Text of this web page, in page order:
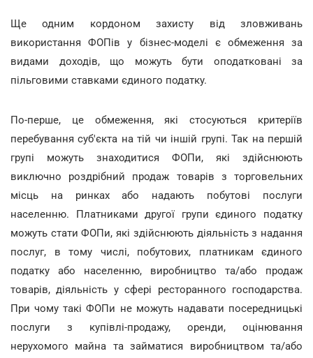
Ще одним кордоном захисту від зловживань
використання ФОПів у бізнес-моделі є обмеження за
видами доходів, що можуть бути оподатковані за
пільговими ставками єдиного податку.
По-перше, це обмеження, які стосуються критеріїв
перебування суб'єкта на тій чи іншій групі. Так на першій
групі можуть знаходитися ФОПи, які здійснюють
виключно роздрібний продаж товарів з торговельних
місць на ринках або надають побутові послуги
населенню. Платниками другої групи єдиного податку
можуть стати ФОПи, які здійснюють діяльність з надання
послуг, в тому числі, побутових, платникам єдиного
податку або населенню, виробництво та/або продаж
товарів, діяльність у сфері ресторанного господарства.
При чому такі ФОПи не можуть надавати посередницькі
послуги з купівлі-продажу, оренди, оцінювання
нерухомого майна та займатися виробництвом та/або